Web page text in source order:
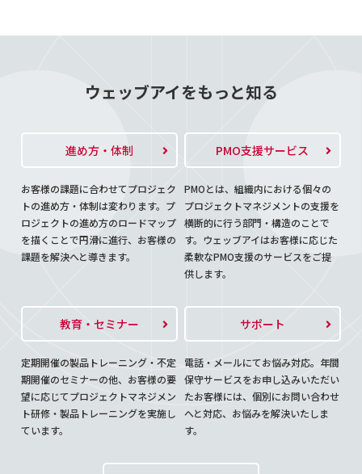
ウェッブアイをもっと知る
進め方・体制
お客様の課題に合わせてプロジェク
トの進め方・体制は変わります。プ
ロジェクトの進め方のロードマップ
を描くことで円滑に進行、お客様の
課題を解決へと導きます。
PMO支援サービス
PMOとは、組織内における個々の
プロジェクトマネジメントの支援を
横断的に行う部門・構造のことで
す。ウェッブアイはお客様に応じた
柔軟なPMO支援のサービスをご提
供します。
教育・セミナー
定期開催の製品トレーニング・不定
期開催のセミナーの他、お客様の要
望に応じてプロジェクトマネジメン
ト研修・製品トレーニングを実施し
ています。
サポート
電話・メールにてお悩み対応。年間
保守サービスをお申し込みいただい
たお客様には、個別にお問い合わせ
へと対応、お悩みを解決いたしま
す。